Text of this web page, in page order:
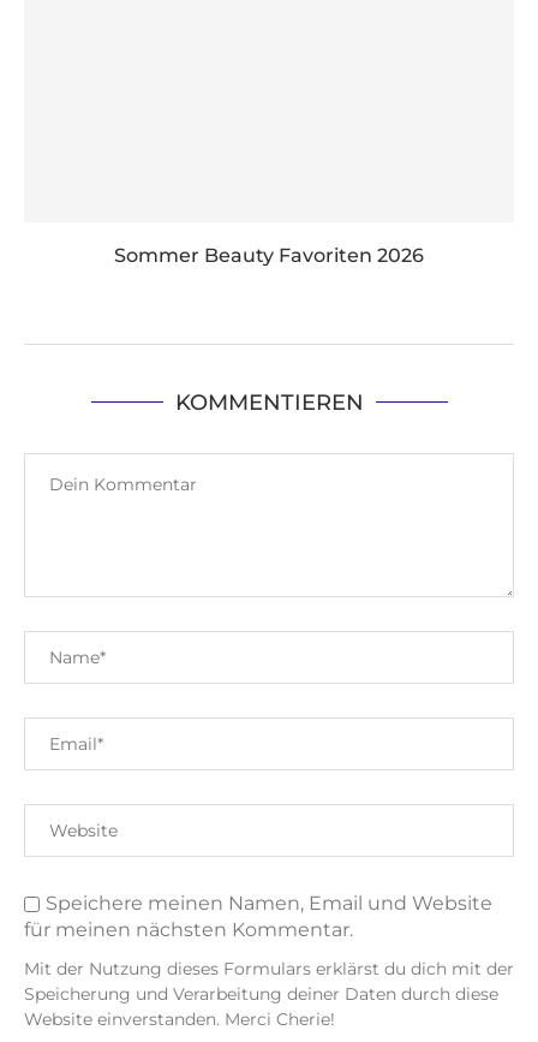
Sommer Beauty Favoriten 2026
KOMMENTIEREN
Speichere meinen Namen, Email und Website
für meinen nächsten Kommentar.
Mit der Nutzung dieses Formulars erklärst du dich mit der
Speicherung und Verarbeitung deiner Daten durch diese
Website einverstanden. Merci Cherie!